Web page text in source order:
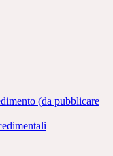
(da pubblicare